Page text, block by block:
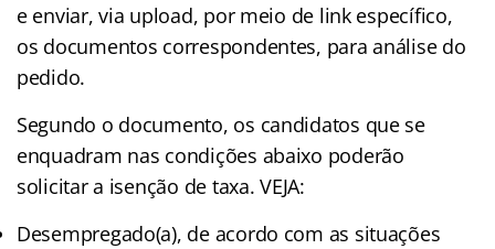
e enviar, via upload, por meio de link específico,
os documentos correspondentes, para análise do
pedido.
Segundo o documento, os candidatos que se
enquadram nas condições abaixo poderão
solicitar a isenção de taxa. VEJA:
Desempregado(a), de acordo com as situações